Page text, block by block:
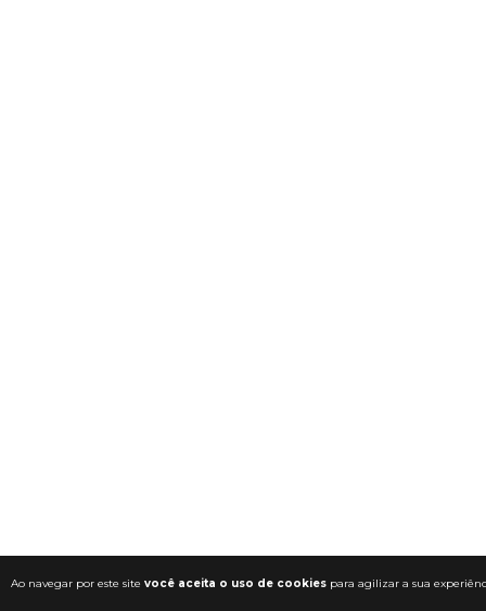
Ao navegar por este site você aceita o uso de cookies para agilizar a sua